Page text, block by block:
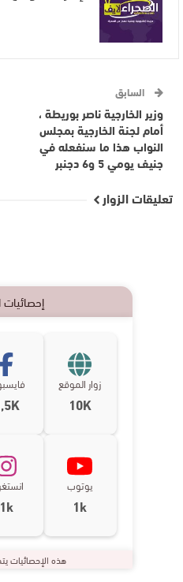
السابق
وزير الخارجية ناصر بوريطة ،
أمام لجنة الخارجية بمجلس
النواب هذا ما سنفعله في
جنيف يومي 5 و6 دجنبر
تعليقات الزوار
زوار الموقع
10K
يوتوب
1k
1k
هذه الإحصائيات